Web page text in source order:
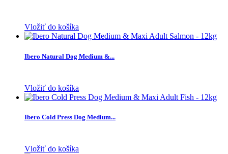
Vložiť do košíka
Ibero Natural Dog Medium &...
Vložiť do košíka
Ibero Cold Press Dog Medium...
Vložiť do košíka